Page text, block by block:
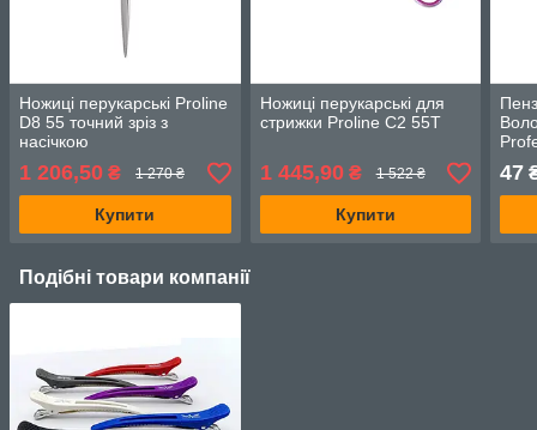
Ножиці перукарські Proline
D8 55 точний зріз з
насічкою
1 206,50 ₴ 1 270 ₴
Купити
Ножиці перукарські для
стрижки Proline C2 55T
1 445,90₴ 1 522 ₴
Купити
47
Подібні товари компанії